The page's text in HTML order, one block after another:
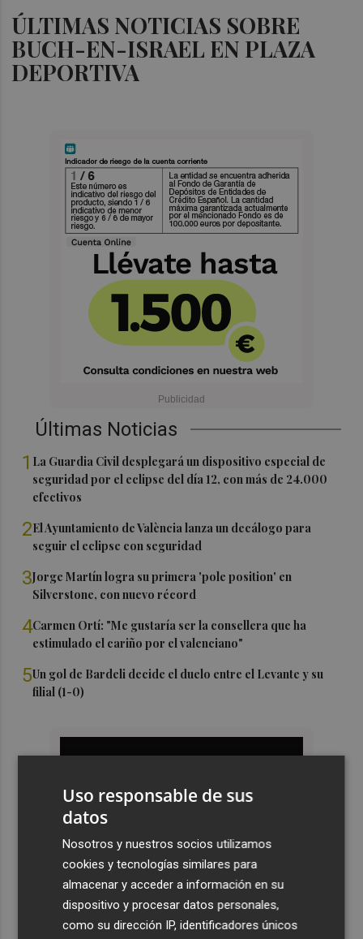
ÚLTIMAS NOTICIAS SOBRE
BUCH-EN-ISRAEL EN PLAZA
DEPORTIVA
Últimas Noticias
1 La Guardia Civil desplegará un dispositivo especial de
seguridad por el eclipse del día 12, con más de 24.000
efectivos
2El Ayuntamiento de València lanza un decálogo para
seguir el eclipse con seguridad
3Jorge Martín logra su primera 'pole position' en
Silverstone, con nuevo récord
4Carmen Ortí: "Me gustaría ser la consellera que ha
estimulado el cariño por el valenciano"
5Un gol de Bardeli decide el duelo entre el Levante y su
filial (1-0)
Uso responsable de sus
datos
Nosotros y nuestros socios utilizamos
cookies y tecnologías similares para
almacenar y acceder a información en su
dispositivo y procesar datos personales,
como su dirección IP, identificadores únicos